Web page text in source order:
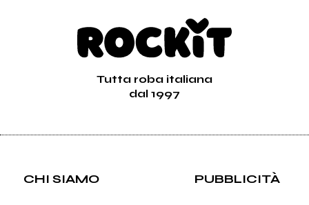
Tutta roba italiana
dal 1997
CHI SIAMO PUBBLICITÀ